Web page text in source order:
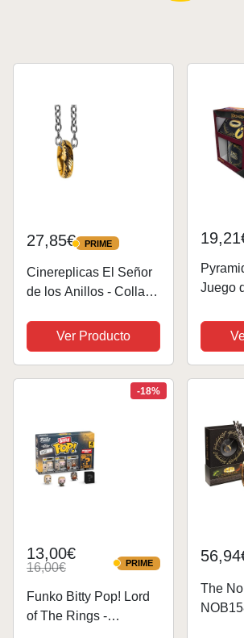
27,85€ PRIME
PRIME
Cinereplicas El Señor
de los Anillos - Collar
Licencia Oficial
Ver Producto
Juego
incluye
-18%
13,00€
16,00€ PRIME
PRIME
Funko Bitty Pop! Lord
of The Rings -
The